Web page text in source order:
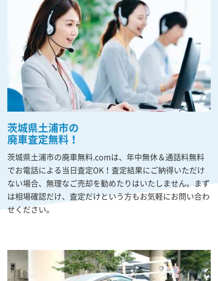
茨城県土浦市の
廃車査定無料！
茨城県土浦市の廃車無料.comは、年中無休＆通話料無料
でお電話による当日査定OK！査定結果にご納得いただけ
ない場合、無理なご売却を勧めたりはいたしません。まず
は相場確認だけ、査定だけという方もお気軽にお問い合わ
せください。